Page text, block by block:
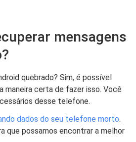
mensagens
quebrado? Sim, é possível
maneira certa de fazer isso. Você
desse telefone.
dados do seu telefone morto.
que possamos encontrar a melhor